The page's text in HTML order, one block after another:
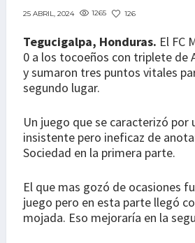
25 ABRIL, 2024 1265 126
Tegucigalpa, Honduras. El FC
0 a los tocoeños con triplete de
y sumaron tres puntos vitales
segundo lugar.
Un juego que se caracterizó por
insistente pero ineficaz de
Sociedad en la primera parte.
El que mas gozó de ocasiones
juego pero en esta parte llegó
mojada. Eso mejoraría en la